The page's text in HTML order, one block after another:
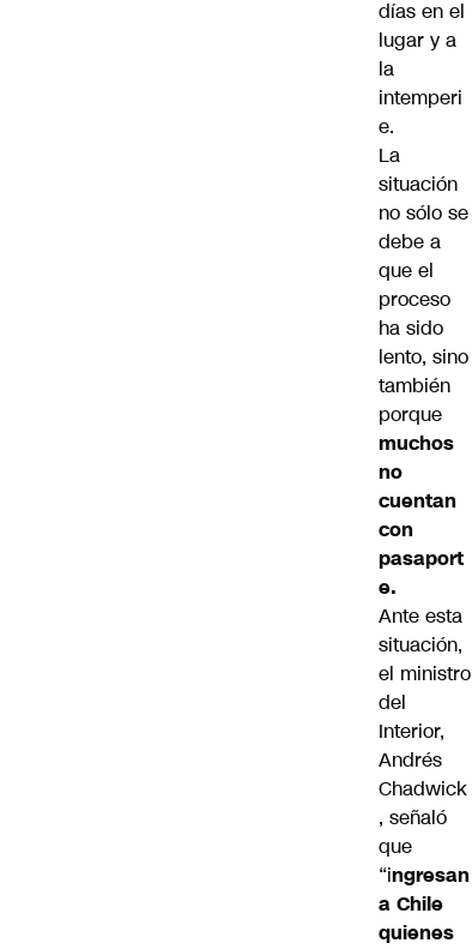
días en el
lugar y a
la
intemperi
e.
La
situación
no sólo se
debe a
que el
proceso
ha sido
lento, sino
también
porque
muchos
no
cuentan
con
pasaport
e.
Ante esta
situación,
el ministro
del
Interior,
Andrés
Chadwick
, señaló
que
“ingresan
a Chile
quienes